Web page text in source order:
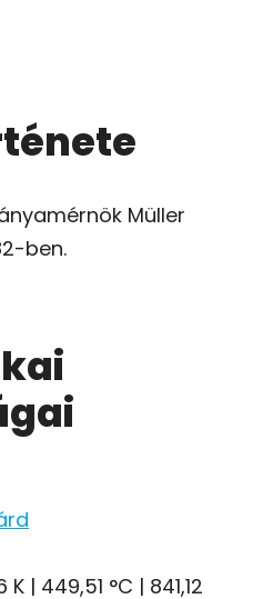
Müller
ben.
K | 449,51 °C | 841,12